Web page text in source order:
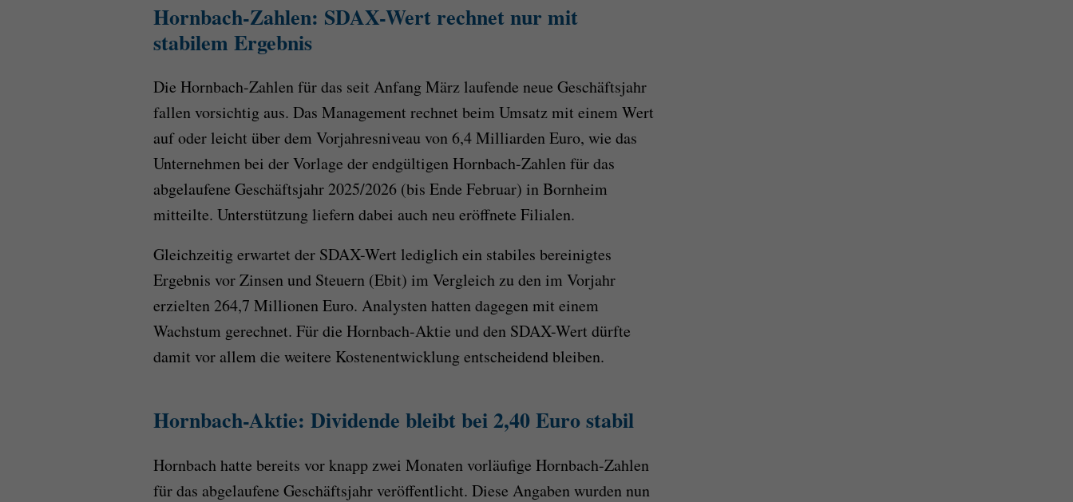
Hornbach-Zahlen: SDAX-Wert rechnet nur mit
stabilem Ergebnis
Die Hornbach-Zahlen für das seit Anfang März laufende neue Geschäftsjahr
fallen vorsichtig aus. Das Management rechnet beim Umsatz mit einem Wert
auf oder leicht über dem Vorjahresniveau von 6,4 Milliarden Euro, wie das
Unternehmen bei der Vorlage der endgültigen Hornbach-Zahlen für das
abgelaufene Geschäftsjahr 2025/2026 (bis Ende Februar) in Bornheim
mitteilte. Unterstützung liefern dabei auch neu eröffnete Filialen.
Gleichzeitig erwartet der SDAX-Wert lediglich ein stabiles bereinigtes
Ergebnis vor Zinsen und Steuern (Ebit) im Vergleich zu den im Vorjahr
erzielten 264,7 Millionen Euro. Analysten hatten dagegen mit einem
Wachstum gerechnet. Für die Hornbach-Aktie und den SDAX-Wert dürfte
damit vor allem die weitere Kostenentwicklung entscheidend bleiben.
Hornbach-Aktie: Dividende bleibt bei 2,40 Euro stabil
Hornbach hatte bereits vor knapp zwei Monaten vorläufige Hornbach-Zahlen
für das abgelaufene Geschäftsjahr veröffentlicht. Diese Angaben wurden nun